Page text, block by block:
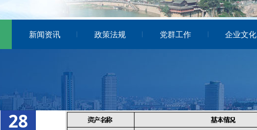
新闻资讯 政策法规 党群工作 企业文化